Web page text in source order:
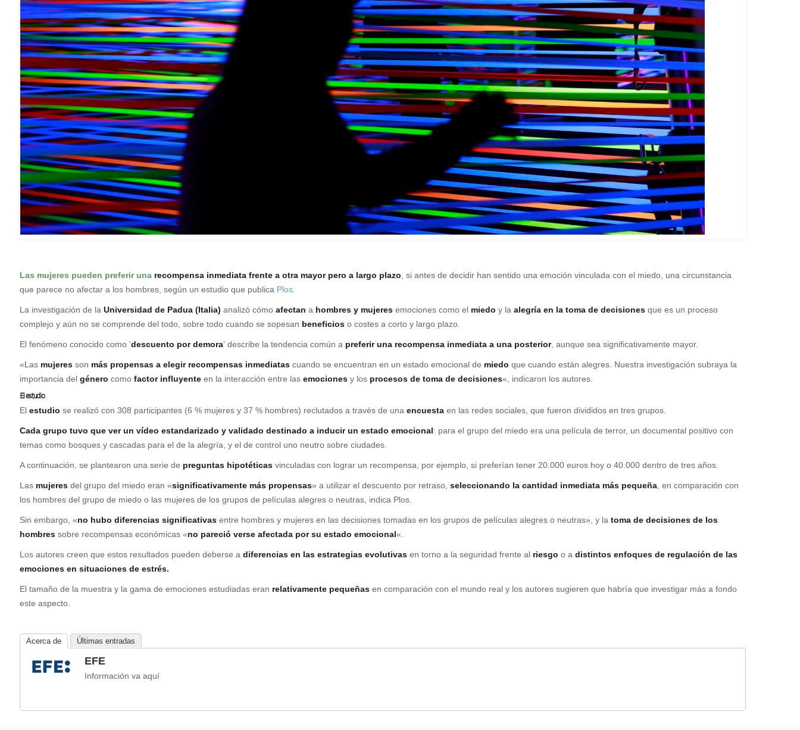
Las mujeres pueden preferir una recompensa inmediata frente a otra mayor pero a largo plazo , si antes de decidir han sentido una emoción vinculada con el miedo, una circunstancia
que parece no afectar a los hombres, según un estudio que publica Plos
La investigación de la Universidad de Padua (Italia) analizó cómo afectan a hombres y mujeres emociones como el miedo y la alegría en la toma de decisiones que es un proceso
complejo y aún no se comprende del todo, sobre todo cuando se sopesan beneficios o costes a corto y largo plazo.
El fenómeno conocido como ‘descuento por demora‘ describe la tendencia común a preferir una recompensa inmediata a una posterior, aunque sea significativamente mayor.
«Las mujeres son más propensas a elegir recompensas inmediatas cuando se encuentran en un estado emocional de miedo que cuando están alegres. Nuestra investigación subraya la
importancia del género como factor influyente en la interacción entre las emociones y los procesos de toma de decisiones«, indicaron los autores.
El estudio.
El estudio se realizó con 308 participantes (6 % mujeres y 37 % hombres) reclutados a través de una encuesta en las redes sociales, que fueron divididos en tres grupos.
Cada grupo tuvo que ver un vídeo estandarizado y validado destinado a inducir un estado emocional: para el grupo del miedo era una película de terror, un documental positivo con
temas como bosques y cascadas para el de la alegría, y el de control uno neutro sobre ciudades.
A continuación, se plantearon una serie de preguntas hipotéticas vinculadas con lograr un recompensa, por ejemplo, si preferían tener 20.000 euros hoy o 40.000 dentro de tres años.
Las mujeres del grupo del miedo eran «significativamente más propensas» a utilizar el descuento por retraso, seleccionando la cantidad inmediata más pequeña , en comparación con
los hombres del grupo de miedo o las mujeres de los grupos de películas alegres o neutras, indica Plos.
Sin embargo, «no hubo diferencias significativas entre hombres y mujeres en las decisiones tomadas en los grupos de películas alegres o neutras», y la toma de decisiones de los
hombres sobre recompensas económicas «no pareció verse afectada por su estado emocional«.
Los autores creen que estos resultados pueden deberse a diferencias en las estrategias evolutivas en torno a la seguridad frente al riesgo o a distintos enfoques de regulación de las
emociones en situaciones de estrés.
El tamaño de la muestra y la gama de emociones estudiadas eran relativamente pequeñas en comparación con el mundo real y los autores sugieren que habría que investigar más a fondo
este aspecto.
Acerca de Últimas entradas
EFE
Información va aquí